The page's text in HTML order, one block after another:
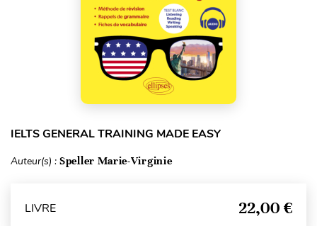
IELTS GENERAL TRAINING MADE EASY
Auteur(s) : Speller Marie-Virginie
LIVRE 22,00 €